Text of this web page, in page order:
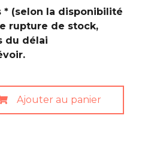
* (selon la disponibilité
rupture de stock,
du délai
Ajouter au panier